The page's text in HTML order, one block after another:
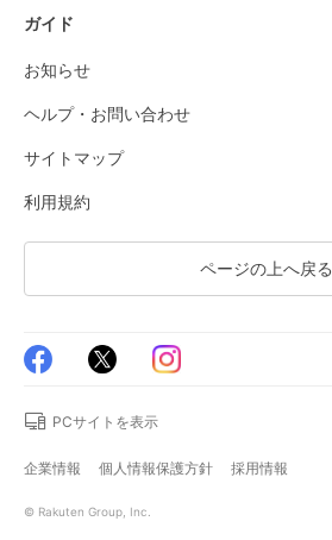
ガイド
お知らせ
ヘルプ・お問い合わせ
サイトマップ
利用規約
ページの上へ戻る
PCサイトを表示
企業情報 個人情報保護方針 採用情報
© Rakuten Group, Inc.